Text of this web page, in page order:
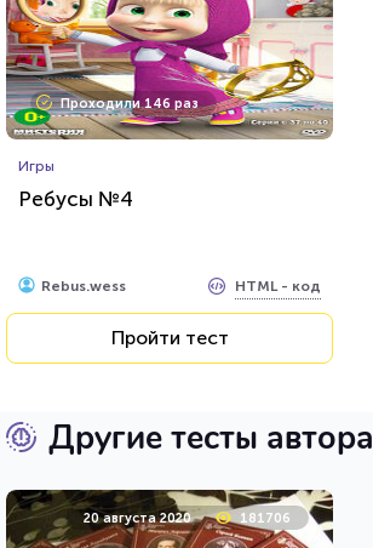
Проходили 146 раз
Игры
Ребусы №4
Rebus.wess HTML - код
Пройти тест
Другие тесты автора
20 августа 2020 181706